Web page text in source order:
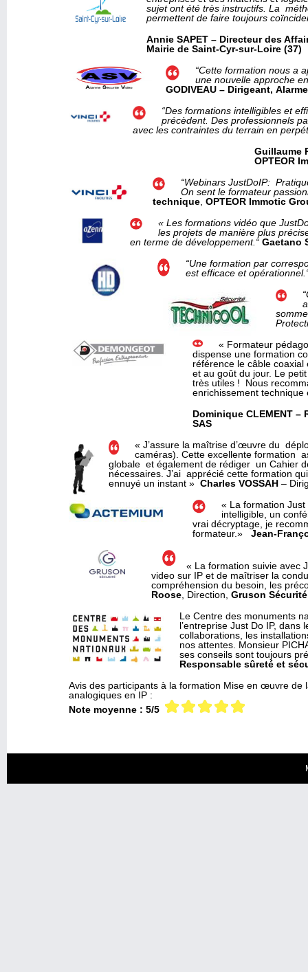
sujet ont été très instructifs. La
permettent de faire toujours
Annie SAPET – Directeur des
Mairie de Saint-Cyr-sur-Loire (37)
“Cette formation nous a
une nouvelle approche
GODIVEAU – Dirigeant,
“Des formations intelligibles et
précèdent. Des professionnels
avec les contraintes du terrain en
Guillaume
OPTEOR
“Webinars JustDoIP:
On sent le formateur
technique OPTEOR Immotic
« Les formations vidéo que
les projets de manière plus
en terme de développement.“ Gaetano
“Une formation par
est efficace et
« Formateur
dispense une formation
référence le câble coaxial
et au goût du jour. Le
très utiles ! Nous
enrichissement technique
Dominique CLEMENT –
SAS
« J’assure la maîtrise d’œuvre du
caméras). Cette excellente formation
globale et également de rédiger un Cahier
nécessaires. J’ai apprécié cette formation
ennuyé un instant » Charles VOSSAH –
« La formation
intelligible, un
vrai décryptage, je
formateur.» Jean-
« La formation suivie avec
video sur IP et de maîtriser la
compréhension du besoin, les
Roose , Direction, Gruson
Le Centre des monuments
l’entreprise Just Do IP,
collaborations, les
nos attentes. Monsieur
ses conseils sont toujours
Responsable sûreté et
Avis des participants à la formation Mise en œuvre de
analogiques en IP :
Note moyenne : 5/5